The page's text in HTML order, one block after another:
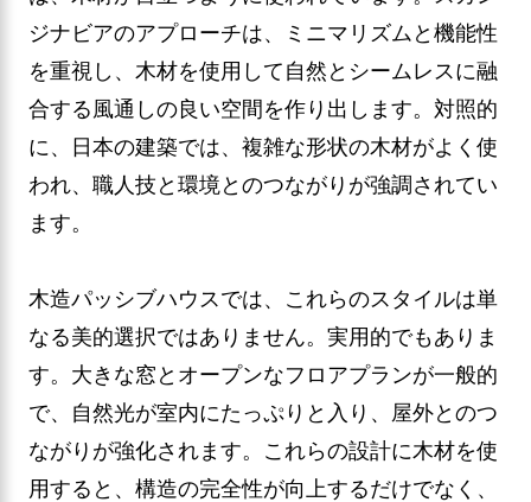
ジナビアのアプローチは、ミニマリズムと機能性
を重視し、木材を使用して自然とシームレスに融
合する風通しの良い空間を作り出します。対照的
に、日本の建築では、複雑な形状の木材がよく使
われ、職人技と環境とのつながりが強調されてい
ます。
木造パッシブハウスでは、これらのスタイルは単
なる美的選択ではありません。実用的でもありま
す。大きな窓とオープンなフロアプランが一般的
で、自然光が室内にたっぷりと入り、屋外とのつ
ながりが強化されます。これらの設計に木材を使
用すると、構造の完全性が向上するだけでなく、